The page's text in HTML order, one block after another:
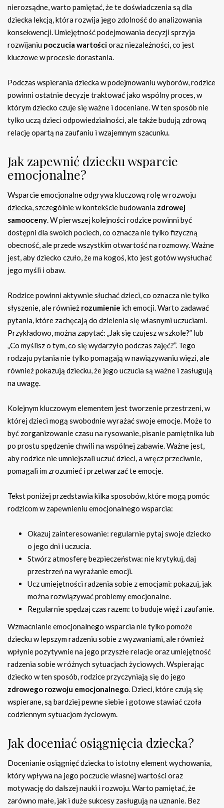
nierozsądne, warto pamiętać, że te doświadczenia są dla
dziecka lekcją, która rozwija jego zdolność do analizowania
konsekwencji. Umiejętność podejmowania decyzji sprzyja
rozwijaniu poczucia wartościoraz niezależności, co jest
kluczowe w procesie dorastania.
Podczas wspierania dziecka w podejmowaniu wyborów, rodzice
powinni ostatnie decyzje traktować jako wspólny proces, w
którym dziecko czuje się ważne i doceniane. W ten sposób nie
tylko uczą dzieci odpowiedzialności, ale także budują zdrową
relację opartą na zaufaniu i wzajemnym szacunku.
Jak zapewnić dziecku wsparcie
emocjonalne?
Wsparcie emocjonalne odgrywa kluczową rolę w rozwoju
dziecka, szczególnie w kontekście budowania zdrowej
samooceny. W pierwszej kolejności rodzice powinni być
dostępni dla swoich pociech, co oznacza nie tylko fizyczną
obecność, ale przede wszystkim otwartość na rozmowy. Ważne
jest, aby dziecko czuło, że ma kogoś, kto jest gotów wysłuchać
jego myśli i obaw.
Rodzice powinni aktywnie słuchać dzieci, co oznacza nie tylko
słyszenie, ale również rozumienie ich emocji. Warto zadawać
pytania, które zachęcają do dzielenia się własnymi uczuciami.
Przykładowo, można zapytać: „Jak się czujesz w szkole?” lub
„Co myślisz o tym, co się wydarzyło podczas zajęć?”. Tego
rodzaju pytania nie tylko pomagają w nawiązywaniu więzi, ale
również pokazują dziecku, że jego uczucia są ważne i zasługują
na uwagę.
Kolejnym kluczowym elementem jest tworzenie przestrzeni, w
której dzieci mogą swobodnie wyrażać swoje emocje. Może to
być zorganizowanie czasu na rysowanie, pisanie pamiętnika lub
po prostu spędzenie chwili na wspólnej zabawie. Ważne jest,
aby rodzice nie umniejszali uczuć dzieci, a wręcz przeciwnie,
pomagali im zrozumieć i przetwarzać te emocje.
Tekst poniżej przedstawia kilka sposobów, które mogą pomóc
rodzicom w zapewnieniu emocjonalnego wsparcia:
Okazuj zainteresowanie: regularnie pytaj swoje dziecko
o jego dni i uczucia.
Stwórz atmosferę bezpieczeństwa: nie krytykuj, daj
przestrzeń na wyrażanie emocji.
Ucz umiejętności radzenia sobie z emocjami: pokazuj, jak
można rozwiązywać problemy emocjonalne.
Regularnie spędzaj czas razem: to buduje więź i zaufanie.
Wzmacnianie emocjonalnego wsparcia nie tylko pomoże
dziecku w lepszym radzeniu sobie z wyzwaniami, ale również
wpłynie pozytywnie na jego przyszłe relacje oraz umiejętność
radzenia sobie w różnych sytuacjach życiowych. Wspierając
dziecko w ten sposób, rodzice przyczyniają się do jego
zdrowego rozwoju emocjonalnego. Dzieci, które czują się
wspierane, są bardziej pewne siebie i gotowe stawiać czoła
codziennym sytuacjom życiowym.
Jak doceniać osiągnięcia dziecka?
Docenianie osiągnięć dziecka to istotny element wychowania,
który wpływa na jego poczucie własnej wartości oraz
motywację do dalszej nauki i rozwoju. Warto pamiętać, że
zarówno małe, jak i duże sukcesy zasługują na uznanie. Bez